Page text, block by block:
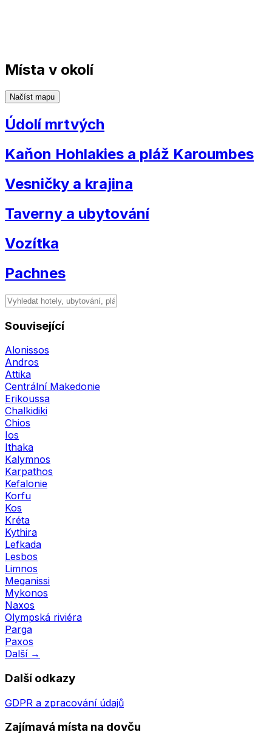
Místa v okolí
Načíst mapu
Údolí mrtvých
Kaňon Hohlakies a pláž Karoumbes
Vesničky a krajina
Taverny a ubytování
Vozítka
Pachnes
Související
Alonissos
Andros
Attika
Centrální Makedonie
Erikoussa
Chalkidiki
Chios
Ios
Ithaka
Kalymnos
Karpathos
Kefalonie
Korfu
Kos
Kréta
Kythira
Lefkada
Lesbos
Limnos
Meganissi
Mykonos
Naxos
Olympská riviéra
Parga
Paxos
Další →
Další odkazy
GDPR a zpracování údajů
Zajímavá místa na dovču